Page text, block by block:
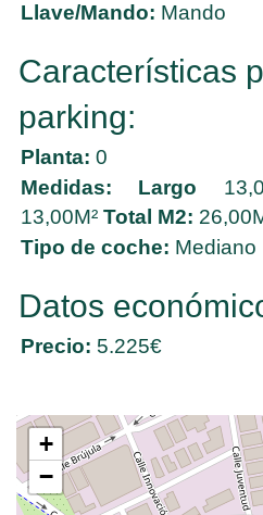
Llave/Mando: Mando
Características
parking:
Planta: 0
Medidas:
Largo
13,00M²Total M2:
Tipo de coche: Mediano
Datos
Precio: 5.225€
+
−